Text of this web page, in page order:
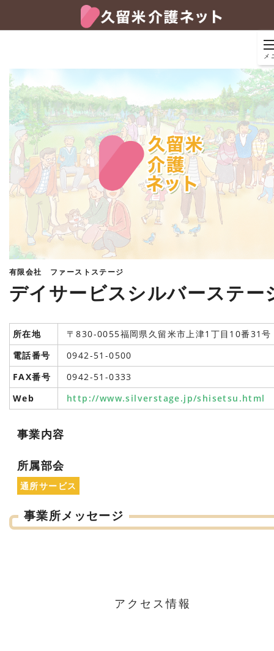
メ
有限会社 ファーストステージ
デイサービスシルバーステー
所在地
〒830-0055福岡県久留米市上津1丁目10番31号
電話番号
0942-51-0500
FAX番号
0942-51-0333
Web
http://www.silverstage.jp/shisetsu.html
事業内容
所属部会
通所サービス
事業所メッセージ
アクセス情報